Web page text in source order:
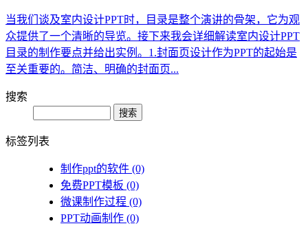
当我们谈及室内设计PPT时，目录是整个演讲的骨架，它为观
众提供了一个清晰的导览。接下来我会详细解读室内设计PPT
目录的制作要点并给出实例。1.封面页设计作为PPT的起始是
至关重要的。简洁、明确的封面页...
搜索
Search
标签列表
制作ppt的软件 (0)
免费PPT模板 (0)
微课制作过程 (0)
PPT动画制作 (0)